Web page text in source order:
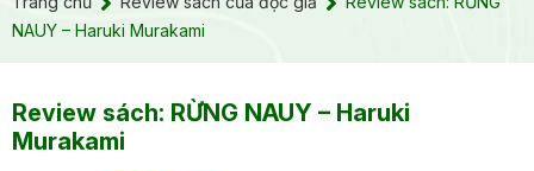
NAUY – Haruki Murakami
Review sách: RỪNG NAUY – Haruki
Murakami